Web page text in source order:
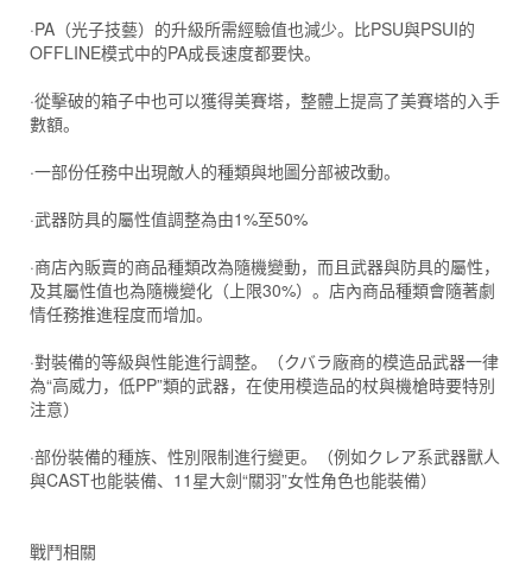
·PA（光子技藝）的升級所需經驗值也減少。比PSU與PSUI的
OFFLINE模式中的PA成長速度都要快。
·從擊破的箱子中也可以獲得美賽塔，整體上提高了美賽塔的入手
數額。
·一部份任務中出現敵人的種類與地圖分部被改動。
·武器防具的屬性值調整為由1%至50%
·商店內販賣的商品種類改為隨機變動，而且武器與防具的屬性，
及其屬性值也為隨機變化（上限30%）。店內商品種類會隨著劇
情任務推進程度而增加。
·對裝備的等級與性能進行調整。（クバラ廠商的模造品武器一律
為“高威力，低PP”類的武器，在使用模造品的杖與機槍時要特別
注意）
·部份裝備的種族、性別限制進行變更。（例如クレア系武器獸人
與CAST也能裝備、11星大劍“關羽”女性角色也能裝備）
戰鬥相關